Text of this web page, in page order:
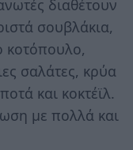
διαθέτουν
σουβλάκια,
κοτόπουλο,
σαλάτες, κρύα
και κοκτέϊλ.
με πολλά και